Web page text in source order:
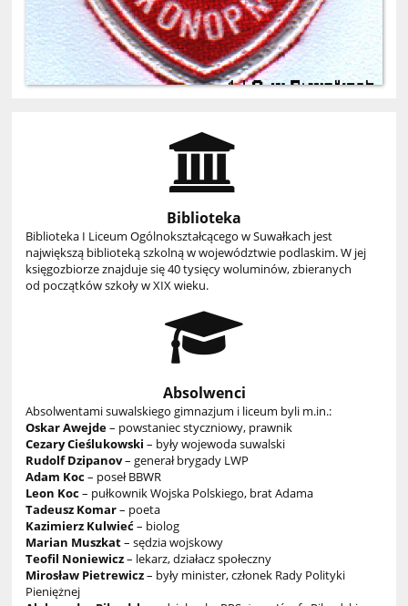
Biblioteka
Biblioteka I Liceum Ogólnokształcącego w Suwałkach jest
największą biblioteką szkolną w województwie podlaskim. W jej
księgozbiorze znajduje się 40 tysięcy woluminów, zbieranych
od początków szkoły w XIX wieku.
Absolwenci
Absolwentami suwalskiego gimnazjum i liceum byli m.in.:
Oskar Awejde– powstaniec styczniowy, prawnik
Cezary Cieślukowski – były wojewoda suwalski
Rudolf Dzipanov– generał brygady LWP
Adam Koc– poseł BBWR
Leon Koc– pułkownik Wojska Polskiego, brat Adama
Tadeusz Komar– poeta
Kazimierz Kulwieć– biolog
Marian Muszkat– sędzia wojskowy
Teofil Noniewicz– lekarz, działacz społeczny
Mirosław Pietrewicz– były minister, członek Rady Polityki
Pieniężnej